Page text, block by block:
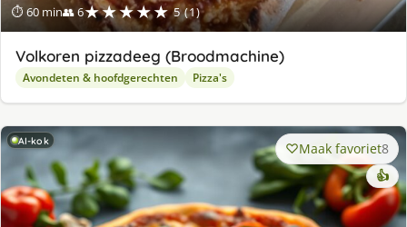
⏱ 60 min👥 6★★★★★ 5 (1)
Volkoren pizzadeeg (Broodmachine)
Avondeten & hoofdgerechten Pizza's
AI-kok Maak favoriet8
👍